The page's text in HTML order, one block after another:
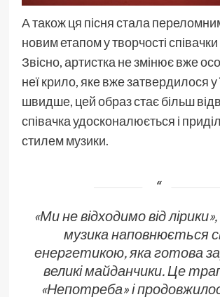
А також ця пісня стала
новим етапом у творчості
Звісно, артистка не змінює вже
неї крило, яке вже затвердилося у
швидше, цей образ стає більш
співачка удосконалюється і
стилем музики.
«Ми не відходимо від
музика наповнюється
енергетикою, яка готова
великі майданчики. Це
«Непотреба» і